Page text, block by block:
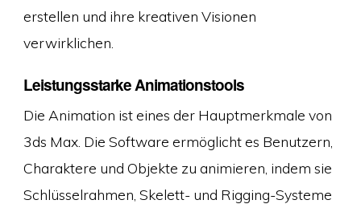
erstellen und ihre kreativen Visionen
verwirklichen.
Leistungsstarke Animationstools
Die Animation ist eines der Hauptmerkmale von
3ds Max. Die Software ermöglicht es Benutzern,
Charaktere und Objekte zu animieren, indem sie
Schlüsselrahmen, Skelett- und Rigging-Systeme